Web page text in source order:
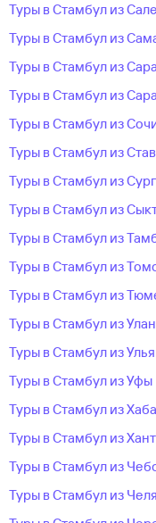
Туры в Стамбул из
Туры в Стамбул из
Туры в Стамбул из
Туры в Стамбул из
Туры в Стамбул из
Туры в Стамбул из
Туры в Стамбул из
Туры в Стамбул из
Туры в Стамбул из
Туры в Стамбул из
Туры в Стамбул из
Туры в Стамбул из
Туры в Стамбул из
Туры в Стамбул из Уфы
Туры в Стамбул из
Туры в Стамбул из
Туры в Стамбул из
Туры в Стамбул из